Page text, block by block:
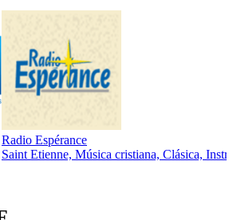
Radio Espérance
Saint Etienne, Música cristiana, Clásica,